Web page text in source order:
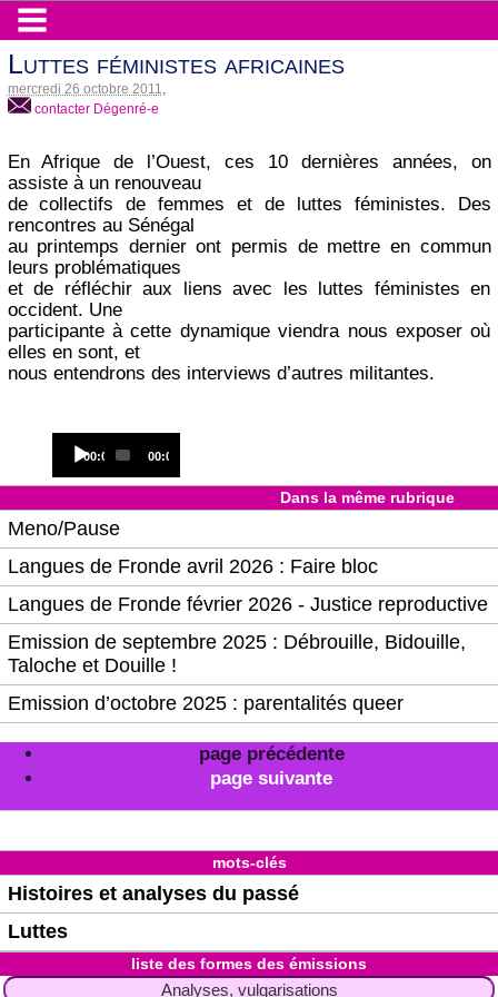
Luttes féministes africaines
mercredi 26 octobre 2011
contacter Dégenré-e
En Afrique de l’Ouest, ces 10 dernières années, on
assiste à un renouveau
de collectifs de femmes et de luttes féministes. Des
rencontres au Sénégal
au printemps dernier ont permis de mettre en commun
leurs problématiques
et de réfléchir aux liens avec les luttes féministes en
occident. Une
participante à cette dynamique viendra nous exposer où
elles en sont, et
nous entendrons des interviews d’autres militantes.
Player
Current
00:00
Total
00:00
Dans la même rubrique
Meno/Pause
Langues de Fronde avril 2026 : Faire bloc
Langues de Fronde février 2026 - Justice reproductive
Emission de septembre 2025 : Débrouille, Bidouille,
Taloche et Douille !
Emission d’octobre 2025 : parentalités queer
page précédente
page suivante
mots-clés
Histoires et analyses du passé
Luttes
liste des formes des émissions
Analyses, vulgarisations